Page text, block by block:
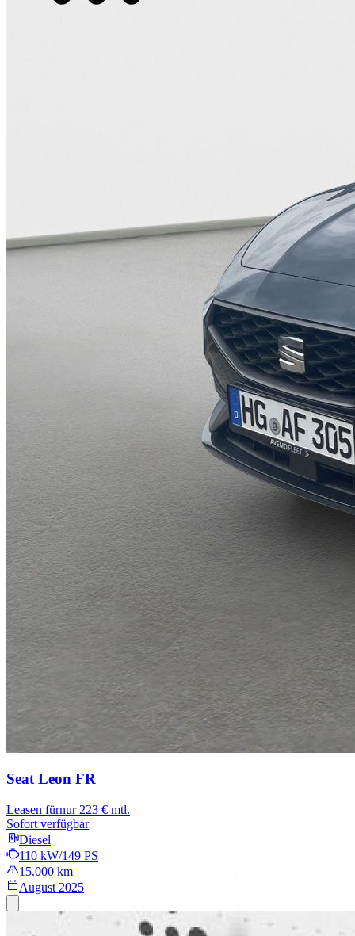
Seat Leon FR
Leasen fürnur 223 € mtl.
Sofort verfügbar
Diesel
110 kW/149 PS
15.000 km
August 2025